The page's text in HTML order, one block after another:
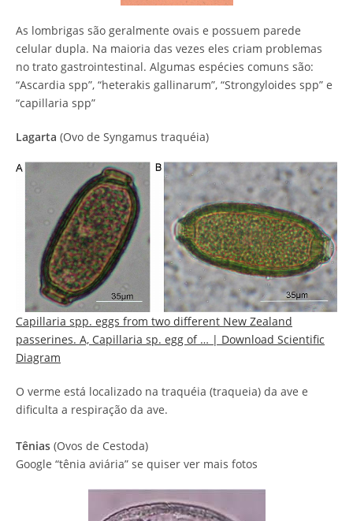
As lombrigas são geralmente ovais e possuem parede
celular dupla. Na maioria das vezes eles criam problemas
no trato gastrointestinal. Algumas espécies comuns são:
“Ascardia spp”, “heterakis gallinarum”, “Strongyloides spp” e
“capillaria spp”
Lagarta (Ovo de Syngamus traquéia)
Capillaria spp. eggs from two different New Zealand
passerines. A, Capillaria sp. egg of … | Download Scientific
Diagram
O verme está localizado na traquéia (traqueia) da ave e
dificulta a respiração da ave.
Tênias (Ovos de Cestoda)
Google “tênia aviária” se quiser ver mais fotos